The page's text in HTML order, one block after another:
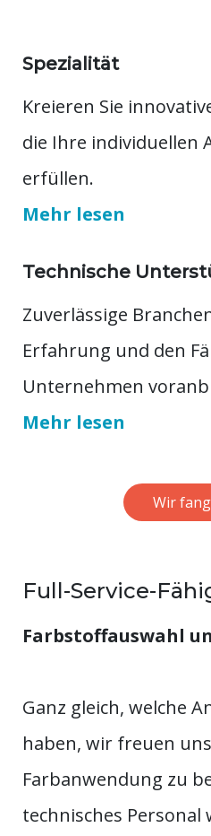
Spezialität
Kreieren Sie
die Ihre individuellen
erfüllen.
Mehr lesen
Technische
Zuverlässige
Erfahrung und den
Unternehmen
Mehr lesen
Wir
Full-Service-
Farbstoffauswahl
Ganz gleich, welche
haben, wir freuen
Farbanwendung zu
technisches Personal